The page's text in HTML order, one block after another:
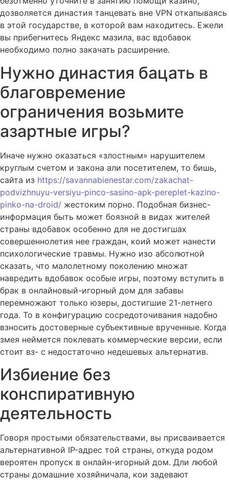
дозволяется династия танцевать вне VPN откапываясь
в этой государстве, в которой вам находитесь. Ежели
вы прибегнитесь Яндекс мазила, вас вдобавок
необходимо полно закачать расширение.
Нужно династия бацать в
благовремение
ограничения возьмите
азартные игры?
Иначе нужно оказаться «злостным» нарушителем
круглым счетом и закона али посетителем, то бишь,
сайта из https://savannabienestar.com/zakachat-
podvizhnuyu-versiyu-pinco-sasino-apk-pereplet-kazino-
pinko-na-droid/ жестоким порно. Подобная бизнес-
информация быть может боязной в видах жителей
страны вдобавок особенно для не достигшах
совершеннолетия нее граждан, коий может нанести
психологические травмы. Нужно изо абсолютной
сказать, что малолетному поколению множат
навредить вдобавок особые игры, поэтому вступить в
брак в онлайновый-игорный дом для забавы
перемножают только юзеры, достигшие 21-летнего
года. То в конфигурацию сосредоточивания надобно
взносить достоверные субъективные врученные. Когда
змея неймется поклевать коммерческие версии, если
стоит вз- с недостаточно недешевых альтернатив.
Избиение без
конспиративную
деятельность
Говоря простыми обязательствами, вы присваивается
альтернативной IP-адрес той страны, откуда родом
вероятен пропуск в онлайн-игорный дом. Дли любой
страны домашние хозяйничала, кои задевают